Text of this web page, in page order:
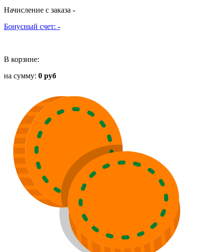
Начисление с заказа -
Бонусный счет: -
В корзине:
на сумму: 0 руб